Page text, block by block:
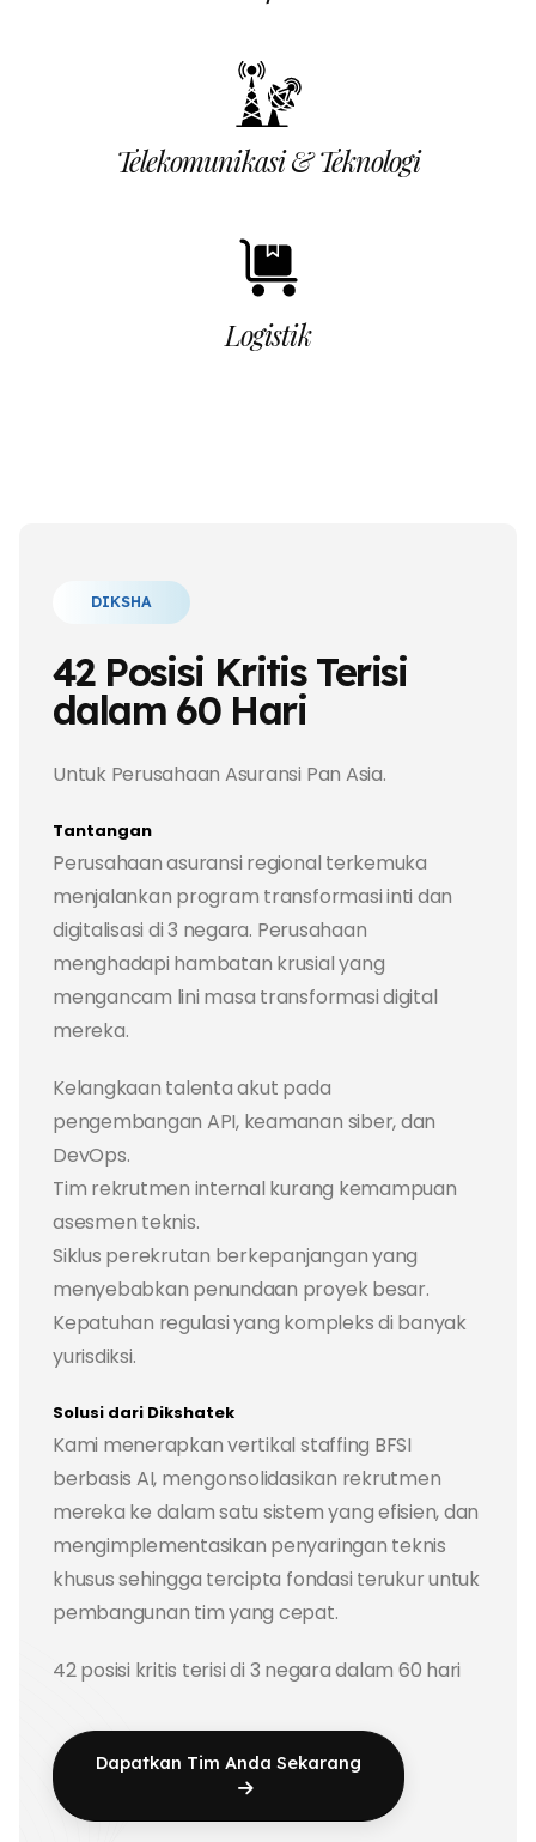
Telekomunikasi & Teknologi
Logistik
DIKSHA
42 Posisi Kritis Terisi
dalam 60 Hari
Untuk Perusahaan Asuransi Pan Asia.
Tantangan
Perusahaan asuransi regional terkemuka
menjalankan program transformasi inti dan
digitalisasi di 3 negara. Perusahaan
menghadapi hambatan krusial yang
mengancam lini masa transformasi digital
mereka.
Kelangkaan talenta akut pada
pengembangan API, keamanan siber, dan
DevOps.
Tim rekrutmen internal kurang kemampuan
asesmen teknis.
Siklus perekrutan berkepanjangan yang
menyebabkan penundaan proyek besar.
Kepatuhan regulasi yang kompleks di banyak
yurisdiksi.
Solusi dari Dikshatek
Kami menerapkan vertikal staffing BFSI
berbasis AI, mengonsolidasikan rekrutmen
mereka ke dalam satu sistem yang efisien, dan
mengimplementasikan penyaringan teknis
khusus sehingga tercipta fondasi terukur untuk
pembangunan tim yang cepat.
42 posisi kritis terisi di 3 negara dalam 60 hari
Dapatkan Tim Anda Sekarang